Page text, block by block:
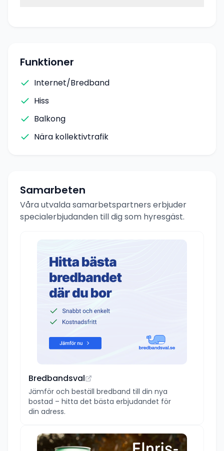
Funktioner
Internet/Bredband
Hiss
Balkong
Nära kollektivtrafik
Samarbeten
Våra utvalda samarbetspartners erbjuder
specialerbjudanden till dig som hyresgäst.
Bredbandsval
Jämför och beställ bredband till din nya
bostad – hitta det bästa erbjudandet för
din adress.